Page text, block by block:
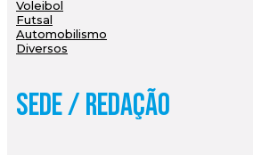
Voleibol
Futsal
Automobilismo
Diversos
Sede / Redação